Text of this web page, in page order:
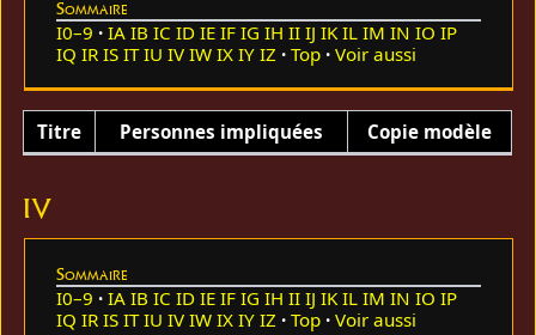
Sommaire
I0–9 IA IB IC ID IE IF IG IH II IJ IK IL IM IN IO IP
IQ IR IS IT IU IV IW IX IY IZ Top Voir aussi
Titre Personnes impliquées Copie modèle
IV
Sommaire
I0–9 IA IB IC ID IE IF IG IH II IJ IK IL IM IN IO IP
IQ IR IS IT IU IV IW IX IY IZ Top Voir aussi